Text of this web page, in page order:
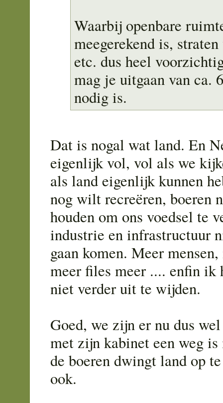
Waarbij openbare
meegerekend is,
etc. dus heel
mag je uitgaan van ca.
nodig is.
Dat is nogal wat land. En
eigenlijk vol, vol als we
als land eigenlijk kunnen
nog wilt recreëren, boeren
houden om ons voedsel te
industrie en infrastructuur
gaan komen. Meer
meer files meer .... enfin ik
niet verder uit te wijden.
Goed, we zijn er nu dus
met zijn kabinet een weg is
de boeren dwingt land op
ook.